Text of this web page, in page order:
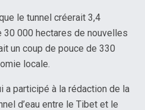
le tunnel créerait 3,4
30 000 hectares de nouvelles
un coup de pouce de 330
locale.
a participé à la rédaction de la
d’eau entre le Tibet et le